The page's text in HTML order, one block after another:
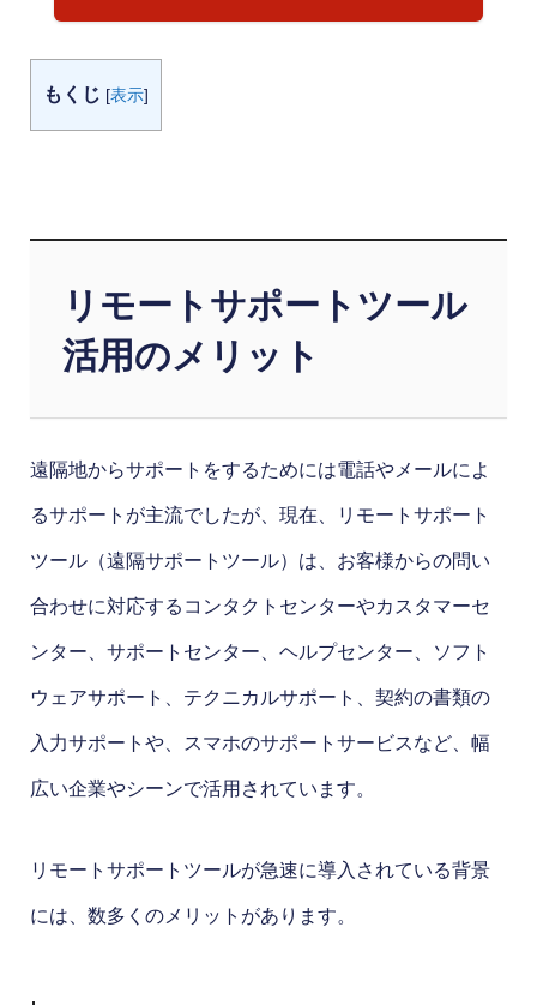
もくじ [表示]
リモートサポートツール
活用のメリット
遠隔地からサポートをするためには電話やメールによ
るサポートが主流でしたが、現在、リモートサポート
ツール（遠隔サポートツール）は、お客様からの問い
合わせに対応するコンタクトセンターやカスタマーセ
ンター、サポートセンター、ヘルプセンター、ソフト
ウェアサポート、テクニカルサポート、契約の書類の
入力サポートや、スマホのサポートサービスなど、幅
広い企業やシーンで活用されています。
リモートサポートツールが急速に導入されている背景
には、数多くのメリットがあります。